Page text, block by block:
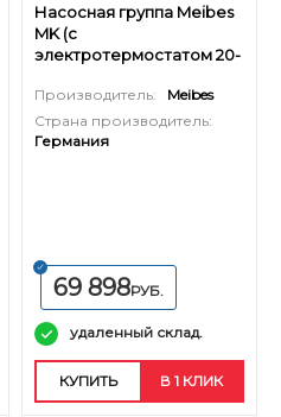
Насосная группа Meibes
MK (с
электротермостатом 20-
Производитель:
Meibes
Страна производитель:
Германия
69 898РУБ.
удаленный склад.
КУПИТЬ В 1 КЛИК